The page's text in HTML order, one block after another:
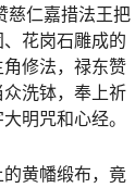
慈仁嘉措法王把
花岗石雕成的
修法，禄东赞
洗钵，奉上祈
明咒和心经。
黄幡缎布，竟